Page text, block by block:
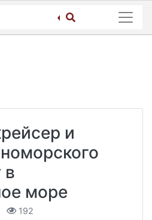
и
в
море
192